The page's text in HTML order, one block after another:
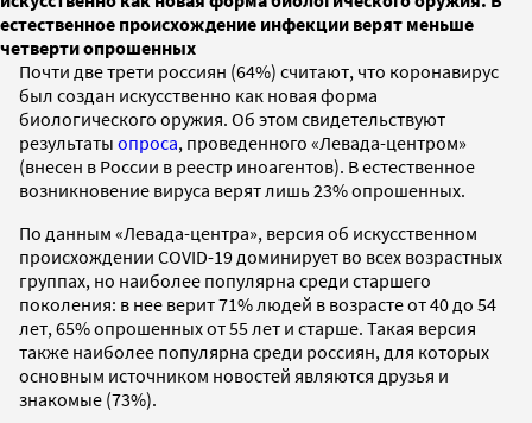
естественное происхождение инфекции верят меньше
четверти опрошенных
Почти две трети россиян (64%) считают, что коронавирус
был создан искусственно как новая форма
биологического оружия. Об этом свидетельствуют
результаты опроса, проведенного «Левада-центром»
(внесен в России в реестр иноагентов). В естественное
возникновение вируса верят лишь 23% опрошенных.
По данным «Левада-центра», версия об искусственном
происхождении COVID-19 доминирует во всех возрастных
группах, но наиболее популярна среди старшего
поколения: в нее верит 71% людей в возрасте от 40 до 54
лет, 65% опрошенных от 55 лет и старше. Такая версия
также наиболее популярна среди россиян, для которых
основным источником новостей являются друзья и
знакомые (73%).